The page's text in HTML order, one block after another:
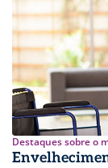
Destaques sobre o